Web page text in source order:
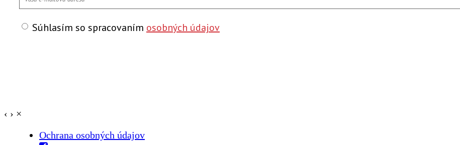
Súhlasím so spracovaním osobných údajov
‹ › ×
Ochrana osobných údajov